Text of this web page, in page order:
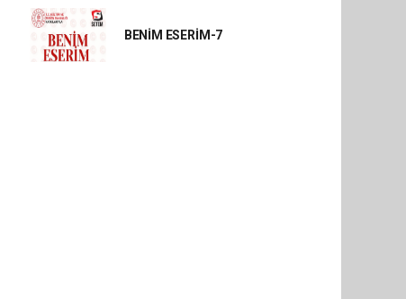
BENİM ESERİM-7